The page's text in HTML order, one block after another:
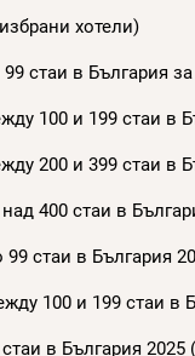
хотели)
стаи в България
100 и 199 стаи в
200 и 399 стаи в
400 стаи в
стаи в България
100 и 199 стаи в
в България 2025